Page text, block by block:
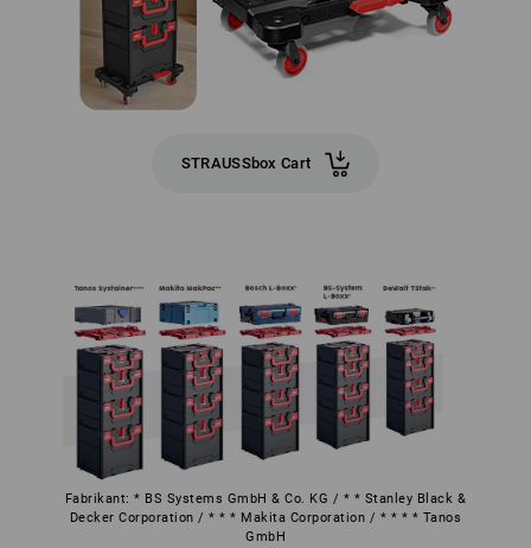
STRAUSSbox Cart
Fabrikant: * BS Systems GmbH & Co. KG / * * Stanley Black &
Decker Corporation / * * * Makita Corporation / * * * * Tanos
GmbH